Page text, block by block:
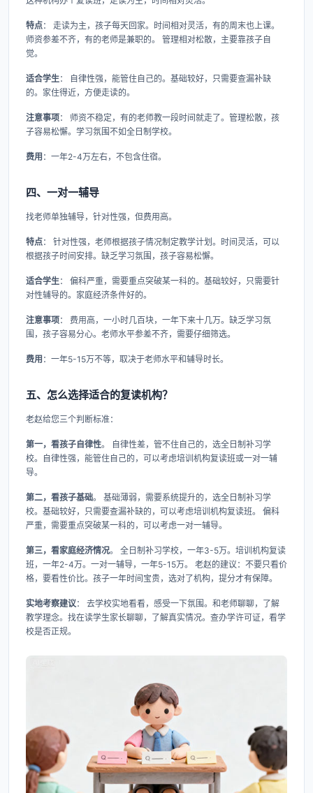
特点： 走读为主，孩子每天回家。时间相对灵活，有的周末也上课。
师资参差不齐，有的老师是兼职的。 管理相对松散，主要靠孩子自
觉。
适合学生： 自律性强，能管住自己的。基础较好，只需要查漏补缺
的。家住得近，方便走读的。
注意事项： 师资不稳定，有的老师教一段时间就走了。管理松散，孩
子容易松懈。学习氛围不如全日制学校。
费用 ：一年2-4万左右，不包含住宿。
四、一对一辅导
找老师单独辅导，针对性强，但费用高。
特点： 针对性强，老师根据孩子情况制定教学计划。时间灵活，可以
根据孩子时间安排。缺乏学习氛围，孩子容易松懈。
适合学生： 偏科严重，需要重点突破某一科的。基础较好，只需要针
对性辅导的。家庭经济条件好的。
注意事项： 费用高，一小时几百块，一年下来十几万。缺乏学习氛
围，孩子容易分心。老师水平参差不齐，需要仔细筛选。
费用 ：一年5-15万不等，取决于老师水平和辅导时长。
五、怎么选择适合的复读机构？
老赵给您三个判断标准：
第一，看孩子自律性。 自律性差，管不住自己的，选全日制补习学
校。自律性强，能管住自己的，可以考虑培训机构复读班或一对一辅
导。
第二，看孩子基础。 基础薄弱，需要系统提升的，选全日制补习学
校。基础较好，只需要查漏补缺的，可以考虑培训机构复读班。 偏科
严重，需要重点突破某一科的，可以考虑一对一辅导。
第三，看家庭经济情况。 全日制补习学校，一年3-5万。培训机构复读
班，一年2-4万。一对一辅导，一年5-15万。 老赵的建议：不要只看价
格，要看性价比。孩子一年时间宝贵，选对了机构，提分才有保障。
实地考察建议： 去学校实地看看，感受一下氛围。和老师聊聊，了解
教学理念。找在读学生家长聊聊，了解真实情况。查办学许可证，看学
校是否正规。